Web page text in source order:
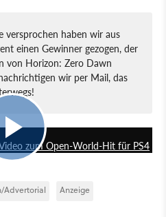
versprochen haben wir aus
einen Gewinner gezogen, der
von Horizon: Zero Dawn
wir per Mail, das
zum Open-World-Hit für PS4
Advertorial Anzeige